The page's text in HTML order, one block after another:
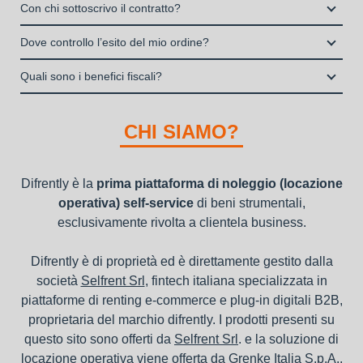
I privati consumatori non possono accedere al servizio di
stipulata da Grenke Italia S.p.A., società specializzata nel
noleggio B2B con cui verrà concluso il contratto, a tutela
dei beni e con vantaggi di gestione per i propri clienti.
interamente online
Con chi sottoscrivo il contratto?
Il contratto di locazione operativa sarà stipulato con Grenke
operativa di beni mobili strumentali (B2B), previa approvazione
della richiesta da parte della stessa.
Dove controllo l’esito del mio ordine?
Una volta fatto login vai sull’icona con l’omino e clicca su
Quali sono i benefici fiscali?
nel bilancio, poiché i canoni vengono considerati un servizio. I
canoni di noleggio sono deducibili ai fini IRES e IRAP
CHI SIAMO?
Difrently è la prima piattaforma di noleggio (locazione
operativa) self-servicedi beni strumentali,
esclusivamente rivolta a clientela business.
Difrently è di proprietà ed è direttamente gestito dalla
società Selfrent Srl , fintech italiana specializzata in
piattaforme di renting e-commerce e plug-in digitali B2B,
proprietaria del marchio difrently. I prodotti presenti su
questo sito sono offerti da Selfrent Srl . e la soluzione di
locazione operativa viene offerta da Grenke Italia S.p.A.,